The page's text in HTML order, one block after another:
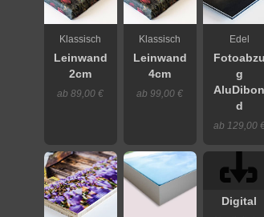
Klassisch
Leinwand
2cm
ab 89,00 €
Klassisch
Leinwand
4cm
ab 99,00 €
Edel
Fotoabzu
g
AluDibon
d
ab 129,00
Digital